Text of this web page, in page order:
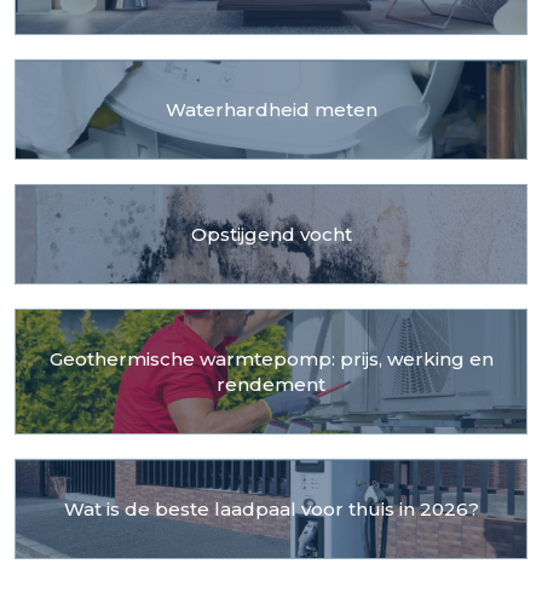
Waterhardheid meten
Opstijgend vocht
Geothermische warmtepomp: prijs, werking en
rendement
Wat is de beste laadpaal voor thuis in 2026?